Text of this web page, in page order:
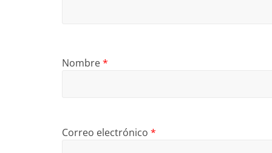
Nombre*
Correo electrónico *